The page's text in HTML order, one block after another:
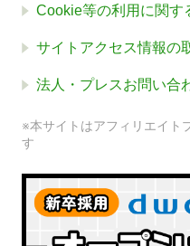
Cookie等の利用に関す
サイトアクセス情報の
法人・プレスお問い合
※本サイトはアフィリエイト
す